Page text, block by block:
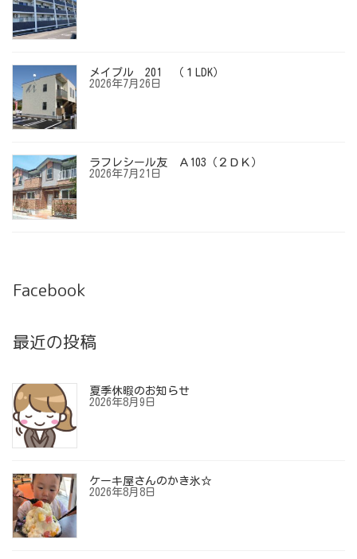
メイプル 201 （１LDK）
2026年7月26日
ラフレシール友 Ａ103（２ＤＫ）
2026年7月21日
Facebook
最近の投稿
夏季休暇のお知らせ
2026年8月9日
ケーキ屋さんのかき氷☆
2026年8月8日